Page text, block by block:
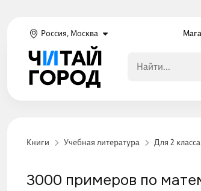
Россия, Москва
Книги Учебная литература Для 2 класса
3000 примеров по